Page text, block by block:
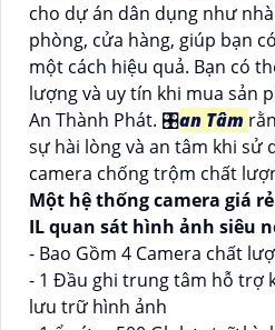
cho dự án dân dụng như
phòng, cửa hàng, giúp bạn
một cách hiệu quả. Bạn có
lượng và uy tín khi mua sản
An Thành Phát. 🎛an Tâm
sự hài lòng và an tâm khi sử
camera chống trộm chất
Một hệ thống camera giá rẻ
IL quan sát hình ảnh siêu
- Bao Gồm 4 Camera chất
- 1 Đầu ghi trung tâm hỗ trợ
lưu trữ hình ảnh